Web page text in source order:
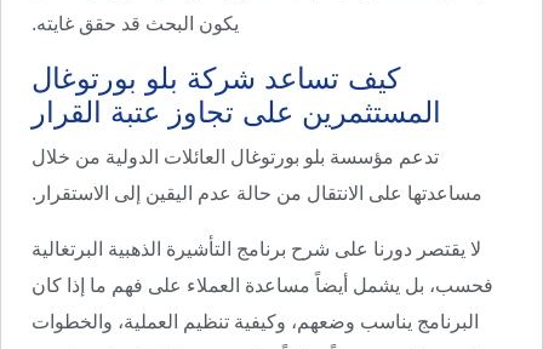
يكون البحث قد حقق غايته.
كيف تساعد شركة بلو بورتوغال
المستثمرين على تجاوز عتبة القرار
تدعم مؤسسة بلو بورتوغال العائلات الدولية من خلال
مساعدتها على الانتقال من حالة عدم اليقين إلى الاستقرار.
لا يقتصر دورنا على شرح برنامج التأشيرة الذهبية البرتغالية
فحسب، بل يشمل أيضاً مساعدة العملاء على فهم ما إذا كان
البرنامج يناسب وضعهم، وكيفية تنظيم العملية، والخطوات